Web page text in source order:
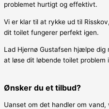
problemet hurtigt og effektivt.
Vi er klar til at rykke ud til
dit toilet fungerer perfekt igen.
Lad Hjernø Gustafsen hjælpe dig
at løse dit løbende toilet problem
Ønsker du et tilbud?
Uanset om det handler om